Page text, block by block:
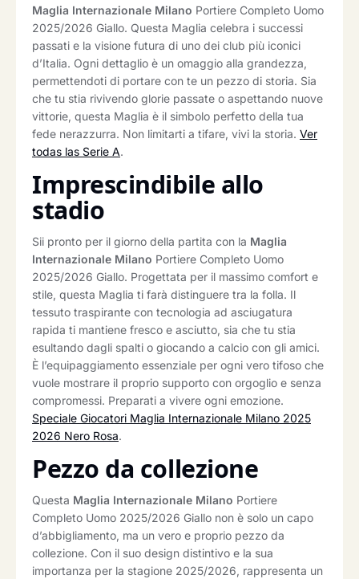
Maglia Internazionale Milano Portiere Completo Uomo
2025/2026 Giallo. Questa Maglia celebra i successi
passati e la visione futura di uno dei club più iconici
d’Italia. Ogni dettaglio è un omaggio alla grandezza,
permettendoti di portare con te un pezzo di storia. Sia
che tu stia rivivendo glorie passate o aspettando nuove
vittorie, questa Maglia è il simbolo perfetto della tua
fede nerazzurra. Non limitarti a tifare, vivi la storia. Ver
todas las Serie A.
Imprescindibile allo
stadio
Sii pronto per il giorno della partita con la Maglia
Internazionale Milano Portiere Completo Uomo
2025/2026 Giallo. Progettata per il massimo comfort e
stile, questa Maglia ti farà distinguere tra la folla. Il
tessuto traspirante con tecnologia ad asciugatura
rapida ti mantiene fresco e asciutto, sia che tu stia
esultando dagli spalti o giocando a calcio con gli amici.
È l’equipaggiamento essenziale per ogni vero tifoso che
vuole mostrare il proprio supporto con orgoglio e senza
compromessi. Preparati a vivere ogni emozione.
Speciale Giocatori Maglia Internazionale Milano 2025
2026 Nero Rosa.
Pezzo da collezione
Questa Maglia Internazionale Milano Portiere
Completo Uomo 2025/2026 Giallo non è solo un capo
d’abbigliamento, ma un vero e proprio pezzo da
collezione. Con il suo design distintivo e la sua
importanza per la stagione 2025/2026, rappresenta un